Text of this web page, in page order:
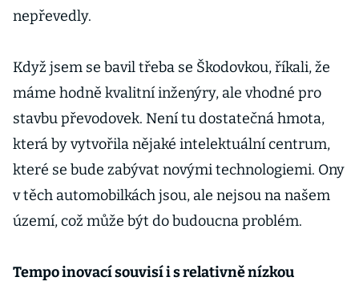
nepřevedly.
Když jsem se bavil třeba se Škodovkou, říkali, že
máme hodně kvalitní inženýry, ale vhodné pro
stavbu převodovek. Není tu dostatečná hmota,
která by vytvořila nějaké intelektuální centrum,
které se bude zabývat novými technologiemi. Ony
v těch automobilkách jsou, ale nejsou na našem
území, což může být do budoucna problém.
Tempo inovací souvisí i s relativně nízkou